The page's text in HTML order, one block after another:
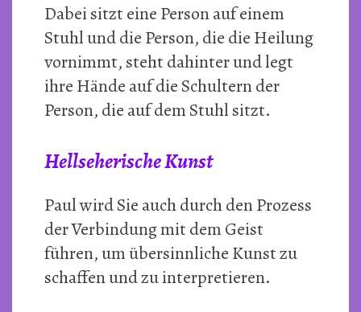
Dabei sitzt eine Person auf einem
Stuhl und die Person, die die Heilung
vornimmt, steht dahinter und legt
ihre Hände auf die Schultern der
Person, die auf dem Stuhl sitzt.
Hellseherische Kunst
Paul wird Sie auch durch den Prozess
der Verbindung mit dem Geist
führen, um übersinnliche Kunst zu
schaffen und zu interpretieren.